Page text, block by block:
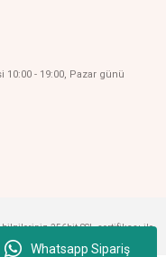
Whatsapp Sipariş
- 19:00, Pazar günü
256bit SSL sertifikası ile